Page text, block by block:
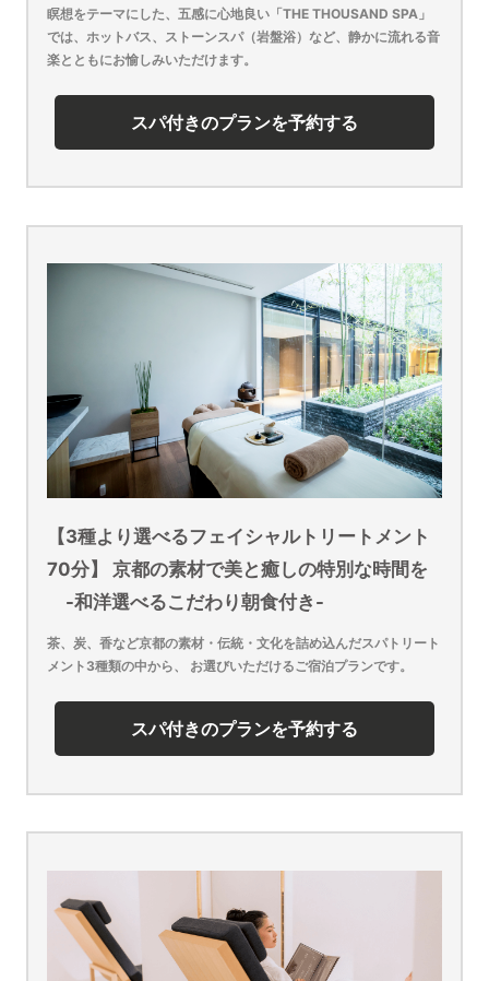
瞑想をテーマにした、五感に心地良い「THE THOUSAND SPA」
では、ホットバス、ストーンスパ（岩盤浴）など、静かに流れる音
楽とともにお愉しみいただけます。
スパ付きのプランを予約する
【3種より選べるフェイシャルトリートメント
70分】 京都の素材で美と癒しの特別な時間を
-和洋選べるこだわり朝食付き-
茶、炭、香など京都の素材・伝統・文化を詰め込んだスパトリート
メント3種類の中から、 お選びいただけるご宿泊プランです。
スパ付きのプランを予約する